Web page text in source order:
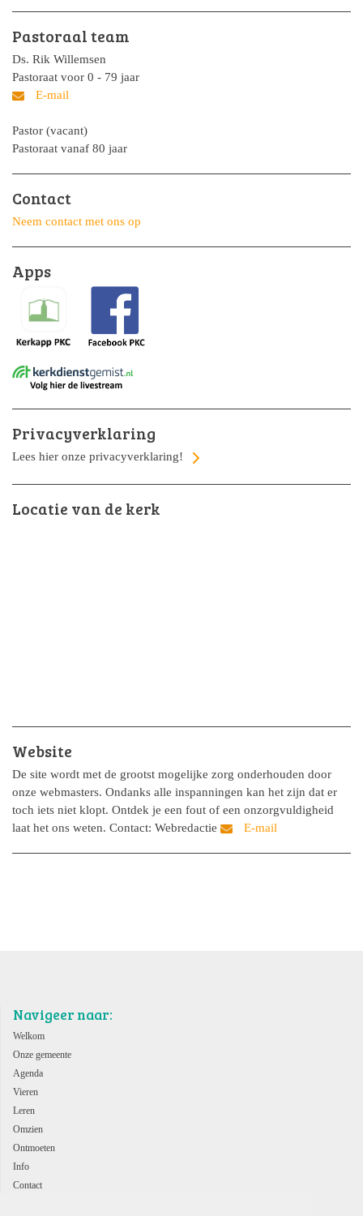
Pastoraal team
Ds. Rik Willemsen
Pastoraat voor 0 - 79 jaar
Pastor (vacant)
Pastoraat vanaf 80 jaar
Contact
Neem contact met ons op
Apps
Privacyverklaring
Lees hier onze privacyverklaring!
Locatie van de kerk
Website
De site wordt met de grootst mogelijke zorg onderhouden door
onze webmasters. Ondanks alle inspanningen kan het zijn dat er
toch iets niet klopt. Ontdek je een fout of een onzorgvuldigheid
laat het ons weten. Contact: Webredactie
Navigeer naar:
Welkom
Onze gemeente
Agenda
Vieren
Leren
Omzien
Ontmoeten
Info
Contact